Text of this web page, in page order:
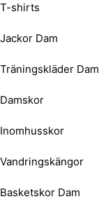
T-shirts
Jackor Dam
Träningskläder Dam
Damskor
Inomhusskor
Vandringskängor
Basketskor Dam